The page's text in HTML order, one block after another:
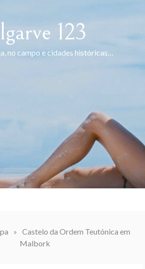
123
no campo e cidades históricas…
» Castelo da Ordem Teutónica em
Malbork